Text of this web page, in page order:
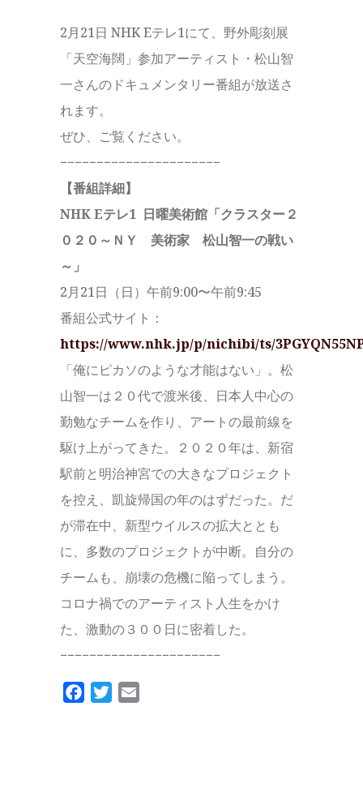
2月21日 NHK Eテレ1にて、野外彫刻展
「天空海闊」参加アーティスト・松山智
一さんのドキュメンタリー番組が放送さ
れます。
ぜひ、ご覧ください。
−−−−−−−−−−−−−−−−−−−−−−
【番組詳細】
NHK Eテレ1 日曜美術館「クラスター２
０２０～ＮＹ 美術家 松山智一の戦い
～」
2月21日（日）午前9:00〜午前9:45
番組公式サイト：
https://www.nhk.jp/p/nichibi/ts/
「俺にピカソのような才能はない」。松
山智一は２０代で渡米後、日本人中心の
勤勉なチームを作り、アートの最前線を
駆け上がってきた。２０２０年は、新宿
駅前と明治神宮での大きなプロジェクト
を控え、凱旋帰国の年のはずだった。だ
が滞在中、新型ウイルスの拡大ととも
に、多数のプロジェクトが中断。自分の
チームも、崩壊の危機に陥ってしまう。
コロナ禍でのアーティスト人生をかけ
た、激動の３００日に密着した。
−−−−−−−−−−−−−−−−−−−−−−
FacebookTwitter